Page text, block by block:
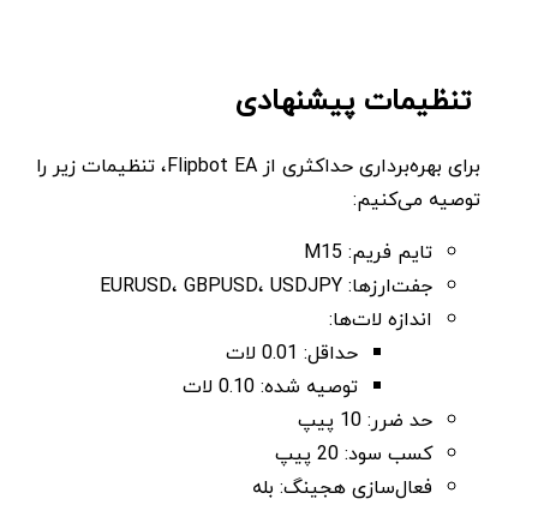
تنظیمات پیشنهادی
برای بهره‌برداری حداکثری از Flipbot EA، تنظیمات زیر را
توصیه می‌کنیم:
تایم فریم: M15
جفت‌ارزها: EURUSD، GBPUSD، USDJPY
اندازه لات‌ها:
حداقل: 0.01 لات
توصیه شده: 0.10 لات
حد ضرر: 10 پیپ
کسب سود: 20 پیپ
فعال‌سازی هجینگ: بله